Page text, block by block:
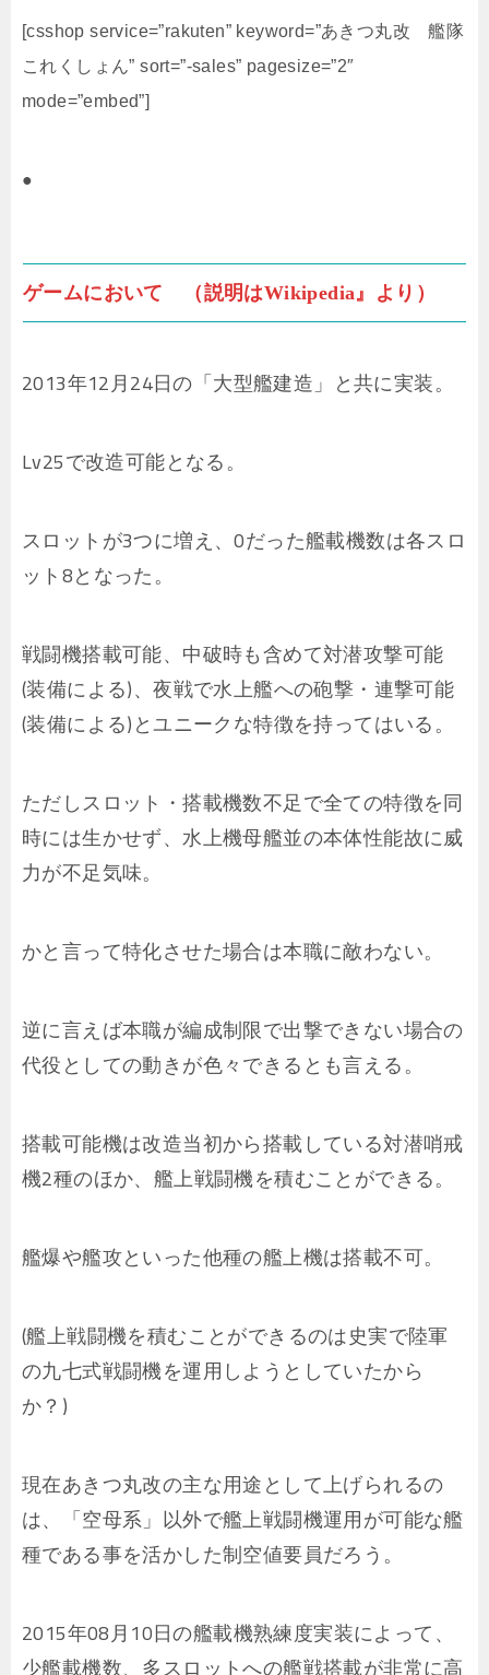
[csshop service=”rakuten” keyword=”あきつ丸改 艦隊
これくしょん” sort=”-sales” pagesize=”2″
mode=”embed”]
●
ゲームにおいて （説明はWikipedia』より）
2013年12月24日の「大型艦建造」と共に実装。
Lv25で改造可能となる。
スロットが3つに増え、0だった艦載機数は各スロ
ット8となった。
戦闘機搭載可能、中破時も含めて対潜攻撃可能
(装備による)、夜戦で水上艦への砲撃・連撃可能
(装備による)とユニークな特徴を持ってはいる。
ただしスロット・搭載機数不足で全ての特徴を同
時には生かせず、水上機母艦並の本体性能故に威
力が不足気味。
かと言って特化させた場合は本職に敵わない。
逆に言えば本職が編成制限で出撃できない場合の
代役としての動きが色々できるとも言える。
搭載可能機は改造当初から搭載している対潜哨戒
機2種のほか、艦上戦闘機を積むことができる。
艦爆や艦攻といった他種の艦上機は搭載不可。
(艦上戦闘機を積むことができるのは史実で陸軍
の九七式戦闘機を運用しようとしていたから
か？)
現在あきつ丸改の主な用途として上げられるの
は、「空母系」以外で艦上戦闘機運用が可能な艦
種である事を活かした制空値要員だろう。
2015年08月10日の艦載機熟練度実装によって、